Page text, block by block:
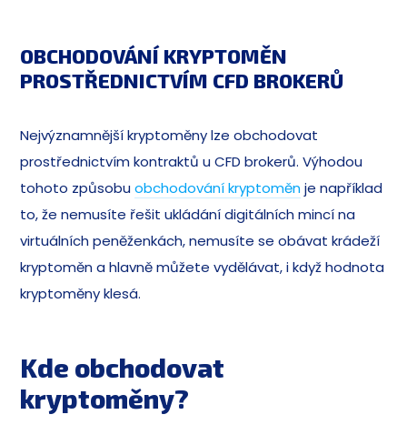
OBCHODOVÁNÍ KRYPTOMĚN
PROSTŘEDNICTVÍM CFD BROKERŮ
Nejvýznamnější kryptoměny lze obchodovat
prostřednictvím kontraktů u CFD brokerů. Výhodou
tohoto způsobuobchodování kryptoměnje například
to, že nemusíte řešit ukládání digitálních mincí na
virtuálních peněženkách, nemusíte se obávat krádeží
kryptoměn a hlavně můžete vydělávat, i když hodnota
kryptoměny klesá.
Kde obchodovat
kryptoměny?